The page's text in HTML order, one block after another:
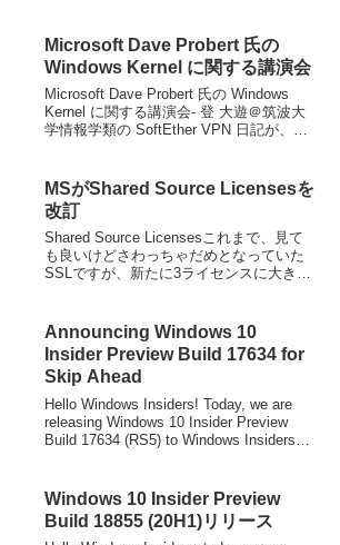
Microsoft Dave Probert 氏の
Windows Kernel に関する講演会
Microsoft Dave Probert 氏の Windows
Kernel に関する講演会- 登 大遊＠筑波大
学情報学類の SoftEther VPN 日記が、あ
MSがShared Source Licensesを
改訂
Shared Source Licensesこれまで、見て
も良いけどさわっちゃだめとなっていた
SSLですが、新たに3ライセンスに大きく
Microsoft Permissiv...
Announcing Windows 10
Insider Preview Build 17634 for
Skip Ahead
Hello Windows Insiders! Today, we are
releasing Windows 10 Insider Preview
Build 17634 (RS5) to Windows Insiders
Windows 10 Insider Preview
Build 18855 (20H1)リリース